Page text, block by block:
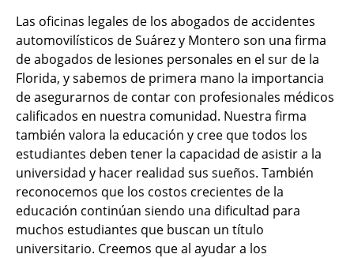
Las oficinas legales de los abogados de accidentes
automovilísticos de Suárez y Montero son una firma
de abogados de lesiones personales en el sur de la
Florida, y sabemos de primera mano la importancia
de asegurarnos de contar con profesionales médicos
calificados en nuestra comunidad. Nuestra firma
también valora la educación y cree que todos los
estudiantes deben tener la capacidad de asistir a la
universidad y hacer realidad sus sueños. También
reconocemos que los costos crecientes de la
educación continúan siendo una dificultad para
muchos estudiantes que buscan un título
universitario. Creemos que al ayudar a los